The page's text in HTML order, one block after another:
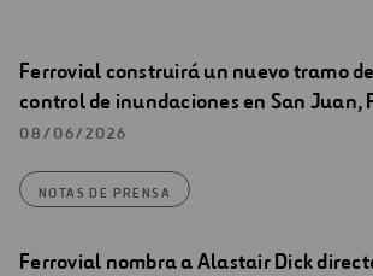
Ferrovial construirá un nuevo tramo
control de inundaciones en San Juan,
08/06/2026
NOTAS DE PRENSA
Ferrovial nombra a Alastair Dick